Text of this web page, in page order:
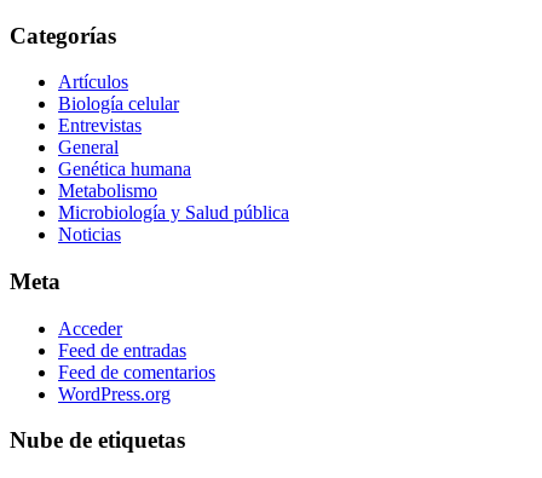
Categorías
Artículos
Biología celular
Entrevistas
General
Genética humana
Metabolismo
Microbiología y Salud pública
Noticias
Meta
Acceder
Feed de entradas
Feed de comentarios
WordPress.org
Nube de etiquetas